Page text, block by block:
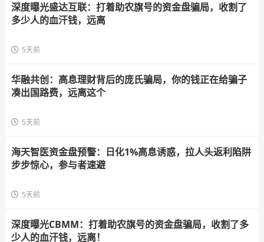
深度曝光盛达互联：打着助农旗号的资金盘骗局，收割了
多少人的血汗钱，远离
5天前
华融共创：高息理财背后的庞氏骗局，你的钱正在给骗子
凑出国路费，远离这个
5天前
海天智医资金盘预警：日化1%高息诱惑，拉人头返利陷阱
步步惊心，参与者速避
5天前
深度曝光CBMM：打着助农旗号的资金盘骗局，收割了多
少人的血汗钱，远离！